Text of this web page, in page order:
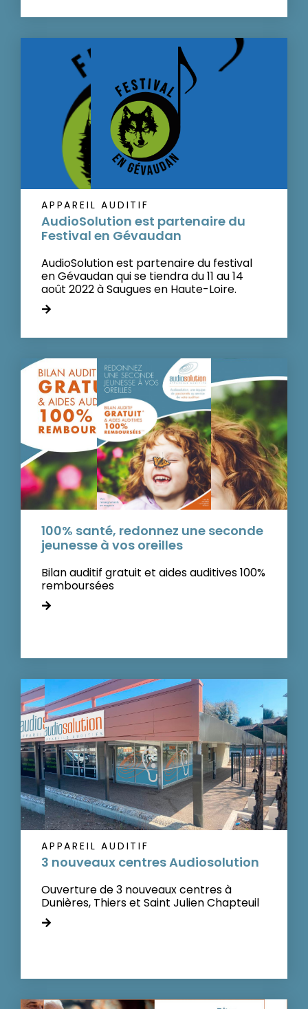
APPAREIL AUDITIF
AudioSolution est partenaire du
Festival en Gévaudan
AudioSolution est partenaire du festival
en Gévaudan qui se tiendra du 11 au 14
août 2022 à Saugues en Haute-Loire.
100% santé, redonnez une seconde
jeunesse à vos oreilles
Bilan auditif gratuit et aides auditives 100%
remboursées
APPAREIL AUDITIF
3 nouveaux centres Audiosolution
Ouverture de 3 nouveaux centres à
Dunières, Thiers et Saint Julien Chapteuil